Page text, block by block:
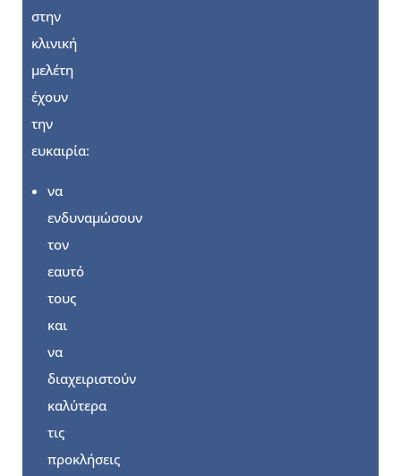
στην
κλινική
μελέτη
έχουν
την
ευκαιρία:
να
ενδυναμώσουν
τον
εαυτό
τους
και
να
διαχειριστούν
καλύτερα
τις
προκλήσεις